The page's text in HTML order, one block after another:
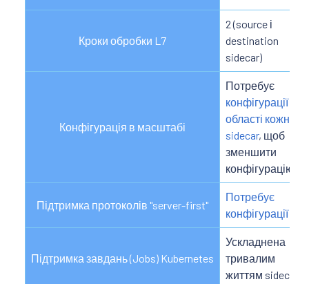
Кроки обробки L7
2 (source і
destination
sidecar)
Конфігурація в масштабі
Потребує
конфігурації
області кожного
sidecar, щоб
зменшити
конфігурацію
Підтримка протоколів "server-first"
Потребує
конфігурації
Підтримка завдань (Jobs) Kubernetes
Ускладнена
тривалим
життям sidecar